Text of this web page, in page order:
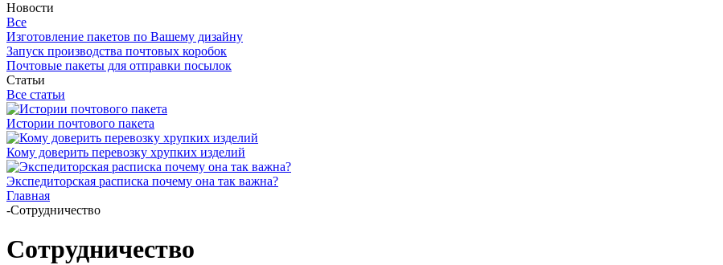
Новости
Все
Изготовление пакетов по Вашему дизайну
Запуск производства почтовых коробок
Почтовые пакеты для отправки посылок
Статьи
Все статьи
Истории почтового пакета
Кому доверить перевозку хрупких изделий
Экспедиторская расписка почему она так важна?
Главная
-Сотрудничество
Сотрудничество